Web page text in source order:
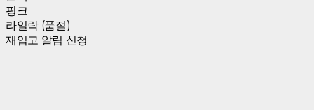
핑크
라일락 (품절)
재입고 알림 신청